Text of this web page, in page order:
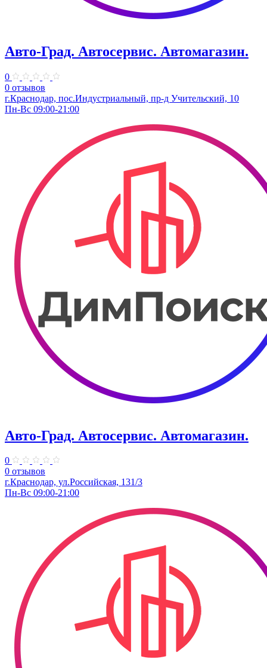
Авто-Град. Автосервис. Автомагазин.
0
0 отзывов
г.Краснодар, пос.Индустриальный, пр-д Учительский, 10
Пн-Вс 09:00-21:00
Авто-Град. Автосервис. Автомагазин.
0
0 отзывов
г.Краснодар, ул.Российская, 131/3
Пн-Вс 09:00-21:00